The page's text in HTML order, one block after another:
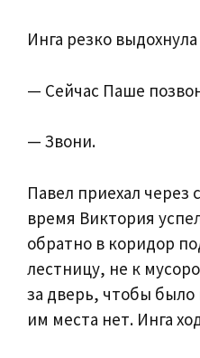
Инга резко
— Сейчас Паше
— Звони.
Павел приехал через
время Виктория
обратно в коридор
лестницу, не к
за дверь, чтобы было
им места нет. Инга